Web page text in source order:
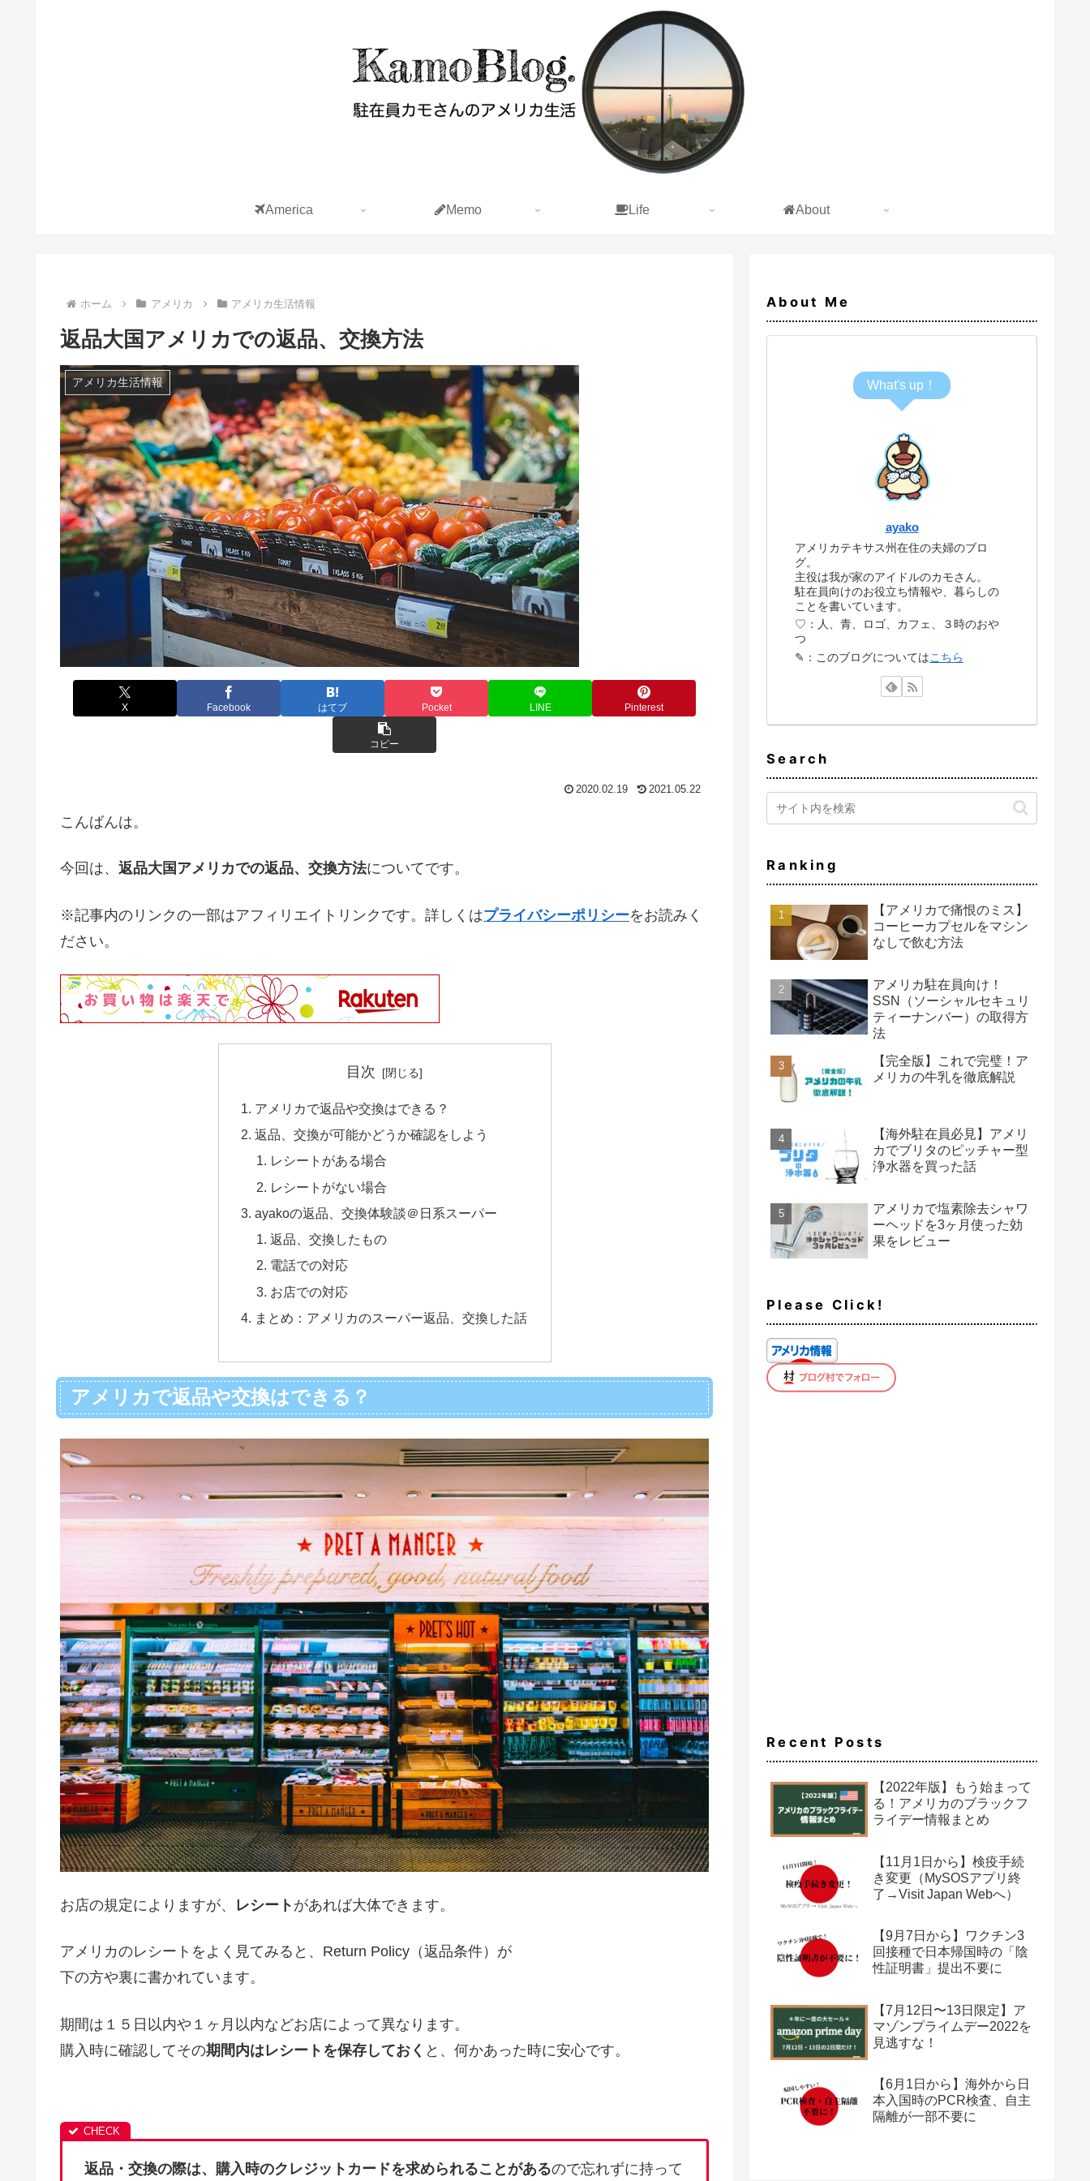
America Memo Life About
ホーム アメリカ アメリカ生活情報
返品大国アメリカでの返品、交換方法
アメリカ生活情報
X Facebook はてブ Pocket LINE Pinterest
コピー
2020.02.19 2021.05.22
こんばんは。
今回は、 返品大国アメリカでの返品、交換方法についてです。
※記事内のリンクの一部はアフィリエイトリンクです。詳しくはプライバシーポリシーをお読みく
ださい。
目次
アメリカで返品や交換はできる？
返品、交換が可能かどうか確認をしよう
レシートがある場合
レシートがない場合
ayakoの返品、交換体験談＠日系スーパー
返品、交換したもの
電話での対応
お店での対応
まとめ：アメリカのスーパー返品、交換した話
アメリカで返品や交換はできる？
お店の規定によりますが、 レシート があれば大体できます。
アメリカのレシートをよく見てみると、Return Policy（返品条件）が
下の方や裏に書かれています。
期間は１５日以内や１ヶ月以内などお店によって異なります。
購入時に確認してその期間内はレシートを保存しておく と、何かあった時に安心です。
返品・交換の際は、購入時のクレジットカードを求められることがあるので忘れずに持って
About Me
What's up！
ayako
アメリカテキサス州在住の夫婦のブロ
グ。
主役は我が家のアイドルのカモさん。
駐在員向けのお役立ち情報や、暮らしの
ことを書いています。
♡：人、青、ロゴ、カフェ、３時のおや
つ
✎：このブログについてはこちら
Search
Ranking
【アメリカで痛恨のミス】
コーヒーカプセルをマシン
なしで飲む方法
アメリカ駐在員向け！
SSN（ソーシャルセキュリ
ティーナンバー）の取得方
法
【完全版】これで完璧！ア
メリカの牛乳を徹底解説
【海外駐在員必見】アメリ
カでブリタのピッチャー型
浄水器を買った話
アメリカで塩素除去シャワ
ーヘッドを3ヶ月使った効
果をレビュー
Please Click!
Recent Posts
【2022年版】もう始まって
る！アメリカのブラックフ
ライデー情報まとめ
【11月1日から】検疫手続
き変更（MySOSアプリ終
了→Visit Japan Webへ）
【9月7日から】ワクチン3
回接種で日本帰国時の「陰
性証明書」提出不要に
【7月12日〜13日限定】ア
マゾンプライムデー2022を
見逃すな！
【6月1日から】海外から日
本入国時のPCR検査、自主
隔離が一部不要に